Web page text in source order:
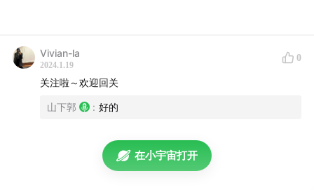
Vivian-la
2024.1.19
0
关注啦～欢迎回关
山下郭 : 好的
在小宇宙打开